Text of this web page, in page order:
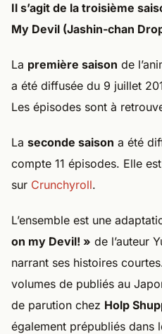
Il s’agit de la troisième
My Devil (Jashin-chan
La première saison de
a été diffusée du 9 juillet
Les épisodes sont à
La seconde saison a été
compte 11 épisodes. Elle
sur Crunchyroll.
L’ensemble est une
on my Devil! » de l’auteur
narrant ses histoires
volumes de publiés au
de parution chez Holp
également prépubliés dans